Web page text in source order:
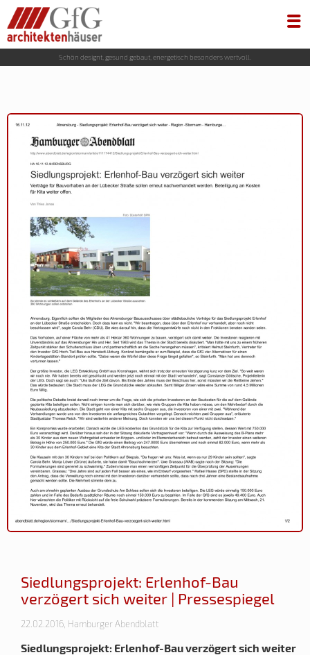
Schön designt, gesund gebaut, energetisch besonders wertvoll.
Siedlungsprojekt: Erlenhof-Bau
verzögert sich weiter | Pressespiegel
22.02.2016, Hamburger Abendblatt
Siedlungsprojekt: Erlenhof-Bau verzögert sich weiter